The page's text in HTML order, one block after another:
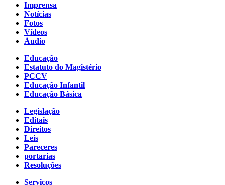
Imprensa
Notícias
Fotos
Vídeos
Áudio
Educação
Estatuto do Magistério
PCCV
Educação Infantil
Educação Básica
Legislação
Editais
Direitos
Leis
Pareceres
portarias
Resoluções
Serviços